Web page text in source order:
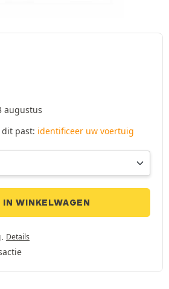
augustus
past: identificeer uw voertuig
IN WINKELWAGEN
Details